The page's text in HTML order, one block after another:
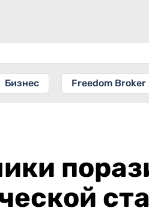
Бизнес Freedom Broker